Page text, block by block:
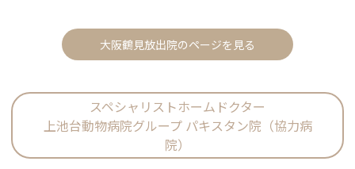
大阪鶴見放出院のページを見る
スペシャリストホームドクター
上池台動物病院グループ パキスタン院（協力病
院）